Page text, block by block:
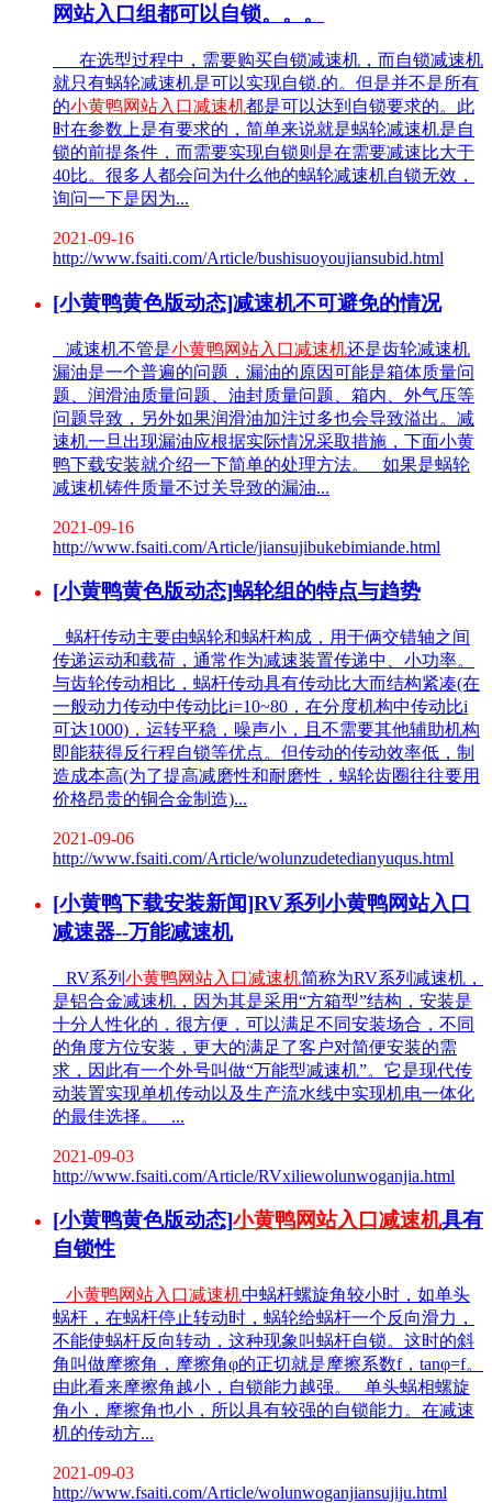
网站入口组都可以自锁。。。
在选型过程中，需要购买自锁减速机，而自锁减速机
就只有蜗轮减速机是可以实现自锁.的。但是并不是所有
的小黄鸭网站入口减速机都是可以达到自锁要求的。此
时在参数上是有要求的，简单来说就是蜗轮减速机是自
锁的前提条件，而需要实现自锁则是在需要减速比大于
40比。很多人都会问为什么他的蜗轮减速机自锁无效，
询问一下是因为...
2021-09-16
http://www.fsaiti.com/Article/bushisuoyoujiansubid.html
[小黄鸭黄色版动态]减速机不可避免的情况
减速机不管是小黄鸭网站入口减速机还是齿轮减速机
漏油是一个普遍的问题，漏油的原因可能是箱体质量问
题、润滑油质量问题、油封质量问题、箱内、外气压等
问题导致，另外如果润滑油加注过多也会导致溢出。减
速机一旦出现漏油应根据实际情况采取措施，下面小黄
鸭下载安装就介绍一下简单的处理方法。 如果是蜗轮
减速机铸件质量不过关导致的漏油...
2021-09-16
http://www.fsaiti.com/Article/jiansujibukebimiande.html
[小黄鸭黄色版动态]蜗轮组的特点与趋势
蜗杆传动主要由蜗轮和蜗杆构成，用于俩交错轴之间
传递运动和载荷，通常作为减速装置传递中、小功率。
与齿轮传动相比，蜗杆传动具有传动比大而结构紧凑(在
一般动力传动中传动比i=10~80，在分度机构中传动比i
可达1000)，运转平稳，噪声小，且不需要其他辅助机构
即能获得反行程自锁等优点。但传动的传动效率低，制
造成本高(为了提高减磨性和耐磨性，蜗轮齿圈往往要用
价格昂贵的铜合金制造)...
2021-09-06
http://www.fsaiti.com/Article/wolunzudetedianyuqus.html
[小黄鸭下载安装新闻]RV系列小黄鸭网站入口
减速器--万能减速机
RV系列 小黄鸭网站入口减速机简称为RV系列减速机，
是铝合金减速机，因为其是采用“方箱型”结构，安装是
十分人性化的，很方便，可以满足不同安装场合，不同
的角度方位安装，更大的满足了客户对简便安装的需
求，因此有一个外号叫做“万能型减速机”。它是现代传
动装置实现单机传动以及生产流水线中实现机电一体化
的最佳选择。 ...
2021-09-03
http://www.fsaiti.com/Article/RVxiliewolunwoganjia.html
[小黄鸭黄色版动态]小黄鸭网站入口减速机具有
自锁性
小黄鸭网站入口减速机中蜗杆螺旋角较小时，如单头
蜗杆，在蜗杆停止转动时，蜗轮给蜗杆一个反向滑力，
不能使蜗杆反向转动，这种现象叫蜗杆自锁。这时的斜
角叫做摩擦角，摩擦角φ的正切就是摩擦系数f，tanφ=f。
由此看来摩擦角越小，自锁能力越强。 单头蜗相螺旋
角小，摩擦角也小，所以具有较强的自锁能力。在减速
机的传动方...
2021-09-03
http://www.fsaiti.com/Article/wolunwoganjiansujiju.html